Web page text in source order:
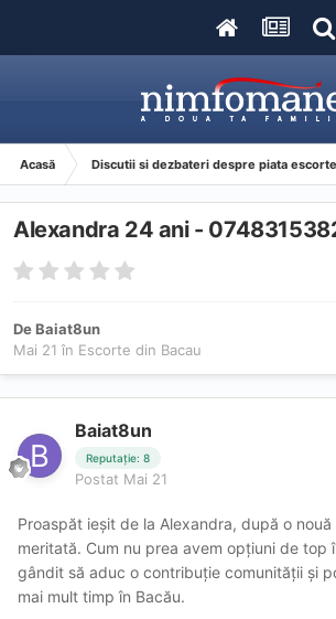
Acasă Discutii si dezbateri despre piata
Alexandra 24 ani -
DeBaiat8un
Mai 21 în Escorte din Bacau
Baiat8un
Reputație: 8
Postat Mai 21
Proaspăt ieșit de la Alexandra, după o
meritată. Cum nu prea avem opțiuni de top
gândit să aduc o contribuție comunității și
mai mult timp în Bacău.